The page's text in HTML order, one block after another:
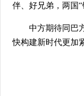
伴、好兄弟，两国
中方期待同巴
快构建新时代更加